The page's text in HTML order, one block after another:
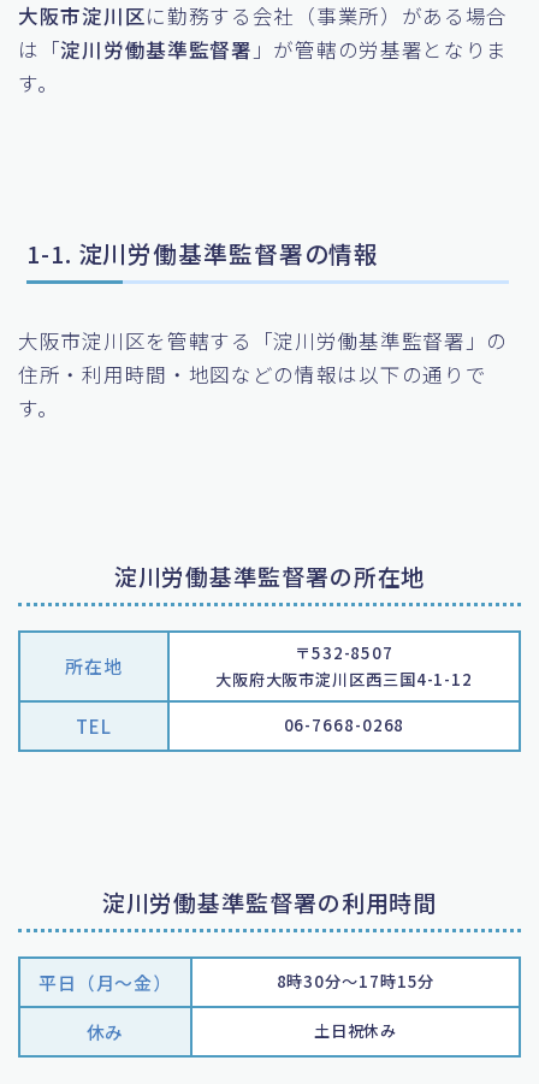
大阪市淀川区に勤務する会社（事業所）がある場合
は「淀川労働基準監督署 」が管轄の労基署となりま
す。
1-1. 淀川労働基準監督署の情報
大阪市淀川区を管轄する「淀川労働基準監督署」の
住所・利用時間・地図などの情報は以下の通りで
す。
淀川労働基準監督署の所在地
所在地
〒532-8507
大阪府大阪市淀川区西三国4-1-12
TEL 06-7668-0268
淀川労働基準監督署の利用時間
平日（月〜金） 8時30分～17時15分
休み 土日祝休み